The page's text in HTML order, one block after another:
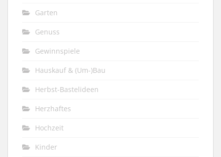
Garten
Genuss
Gewinnspiele
Hauskauf & (Um-)Bau
Herbst-Bastelideen
Herzhaftes
Hochzeit
Kinder